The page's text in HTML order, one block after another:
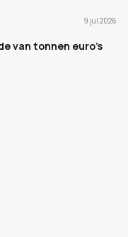
9 jul 2026
van tonnen euro's